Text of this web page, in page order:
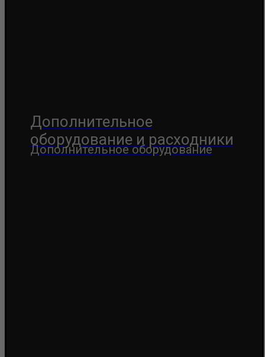
Дополнительное
оборудование и расходники
Дополнительное оборудование